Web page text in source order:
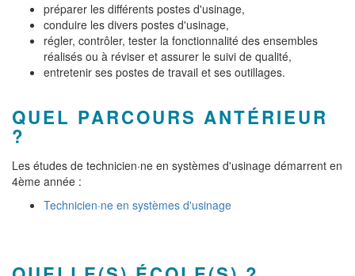
préparer les différents postes d'usinage,
conduire les divers postes d'usinage,
régler, contrôler, tester la fonctionnalité des ensembles
réalisés ou à réviser et assurer le suivi de qualité,
entretenir ses postes de travail et ses outillages.
QUEL PARCOURS ANTÉRIEUR
?
Les études de technicien·ne en systèmes d'usinage démarrent en
4ème année :
Technicien·ne en systèmes d'usinage